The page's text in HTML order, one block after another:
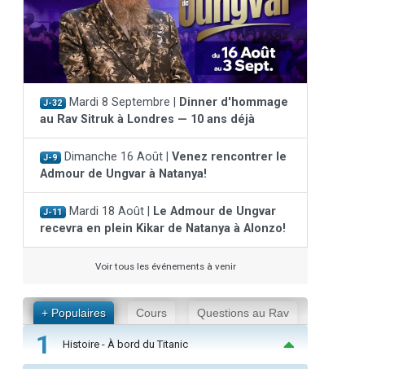
J-32 Mardi 8 Septembre |
Dinner d'hommage
au Rav Sitruk à Londres — 10 ans déjà
J-9 Dimanche 16 Août | Venez rencontrer le
Admour de Ungvar à Natanya!
J-11 Mardi 18 Août |
Le Admour de Ungvar
recevra en plein Kikar de Natanya à Alonzo!
Voir tous les événements à venir
+ Populaires Cours Questions au Rav
1 Histoire - À bord du Titanic